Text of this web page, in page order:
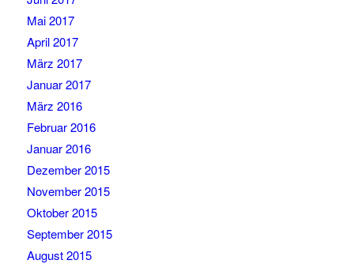
Mai 2017
April 2017
März 2017
Januar 2017
März 2016
Februar 2016
Januar 2016
Dezember 2015
November 2015
Oktober 2015
September 2015
August 2015